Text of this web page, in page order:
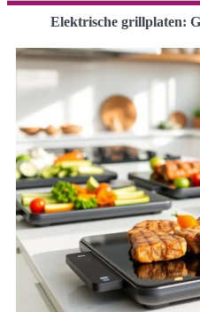
Elektrische grillplaten: